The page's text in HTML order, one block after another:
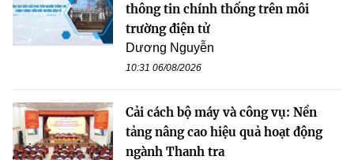
thông tin chính thống trên môi
trường điện tử
Dương Nguyễn
10:31 06/08/2026
Cải cách bộ máy và công vụ: Nền
tảng nâng cao hiệu quả hoạt động
ngành Thanh tra